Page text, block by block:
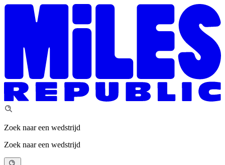
Zoek naar een wedstrijd
Zoek naar een wedstrijd